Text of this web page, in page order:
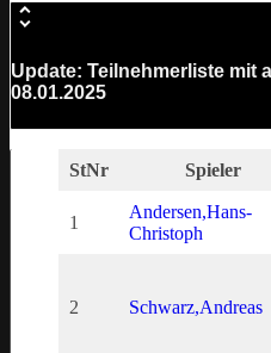
Update: Teilnehmerliste mit
08.01.2025
StNr Spieler
1
Andersen,Hans-
Christoph
2 Schwarz,Andreas